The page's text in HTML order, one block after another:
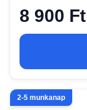
8 900 Ft
2-5 munkanap